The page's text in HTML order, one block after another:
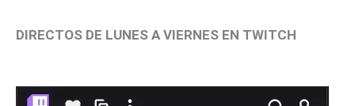
DIRECTOS DE LUNES A VIERNES EN TWITCH